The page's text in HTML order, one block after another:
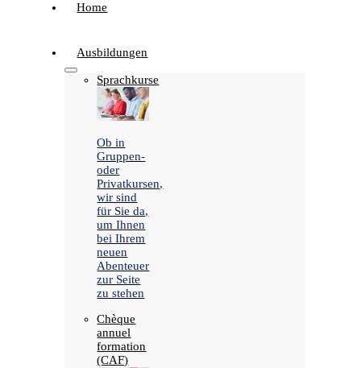
Home
Ausbildungen
Sprachkurse
Ob in
Gruppen-
oder
Privatkursen,
wir sind
für Sie da,
um Ihnen
bei Ihrem
neuen
Abenteuer
zur Seite
zu stehen
Chèque
annuel
formation
(CAF)